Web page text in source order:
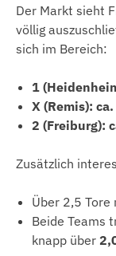
Der Markt sieht
völlig
sich im Bereich:
1
X (Remis):
2 (Freiburg):
Zusätzlich
Über 2,5 Tore
Beide Teams
knapp über